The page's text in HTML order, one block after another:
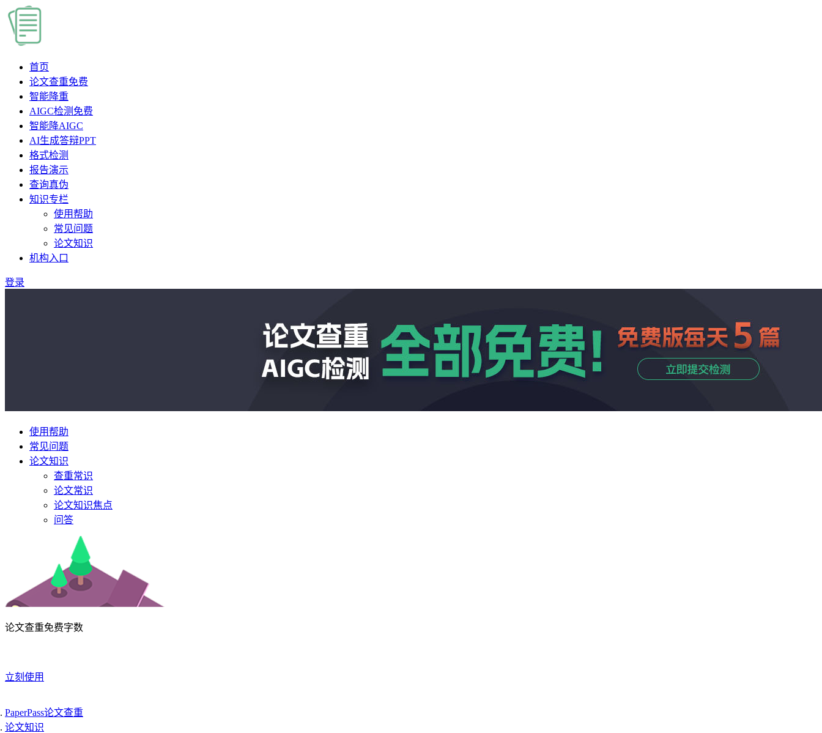
首页
论文查重免费
智能降重
AIGC检测 免费
智能降AIGC
AI生成答辩PPT
格式检测
报告演示
查询真伪
知识专栏
使用帮助
常见问题
论文知识
机构入口
登录
使用帮助
常见问题
论文知识
查重常识
论文常识
论文知识焦点
问答
论文查重免费字数
立刻使用
PaperPass论文查重
论文知识